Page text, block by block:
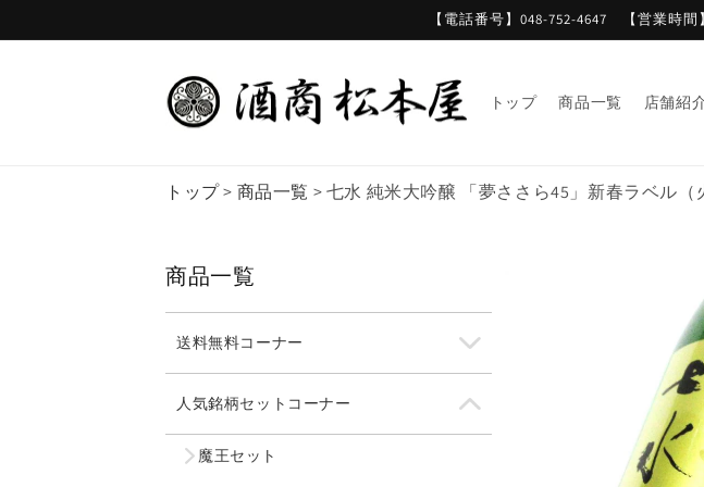
進む
【電話番号】048-752-4647 【営業時
トップ 商品一覧 店舗紹
トップ> 商品一覧 >七水 純米大吟醸 「夢ささら45」新春ラベル（
商品一覧
送料無料コーナー
人気銘柄セットコーナー
魔王セット